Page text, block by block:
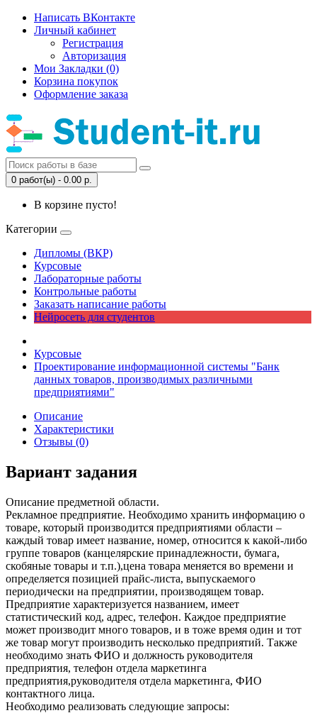
Написать ВКонтакте
Личный кабинет
Регистрация
Авторизация
Мои Закладки (0)
Корзина покупок
Оформление заказа
0 работ(ы) - 0.00 р.
В корзине пусто!
Категории
Дипломы (ВКР)
Курсовые
Лабораторные работы
Контрольные работы
Заказать написание работы
Нейросеть для студентов
Курсовые
Проектирование информационной системы "Банк
данных товаров, производимых различными
предприятиями"
Описание
Характеристики
Отзывы (0)
Вариант задания
Описание предметной области.
Рекламное предприятие. Необходимо хранить информацию о
товаре, который производится предприятиями области –
каждый товар имеет название, номер, относится к какой-либо
группе товаров (канцелярские принадлежности, бумага,
скобяные товары и т.п.),цена товара меняется во времени и
определяется позицией прайс-листа, выпускаемого
периодически на предприятии, производящем товар.
Предприятие характеризуется названием, имеет
статистический код, адрес, телефон. Каждое предприятие
может производит много товаров, и в тоже время один и тот
же товар могут производить несколько предприятий. Также
необходимо знать ФИО и должность руководителя
предприятия, телефон отдела маркетинга
предприятия,руководителя отдела маркетинга, ФИО
контактного лица.
Необходимо реализовать следующие запросы: